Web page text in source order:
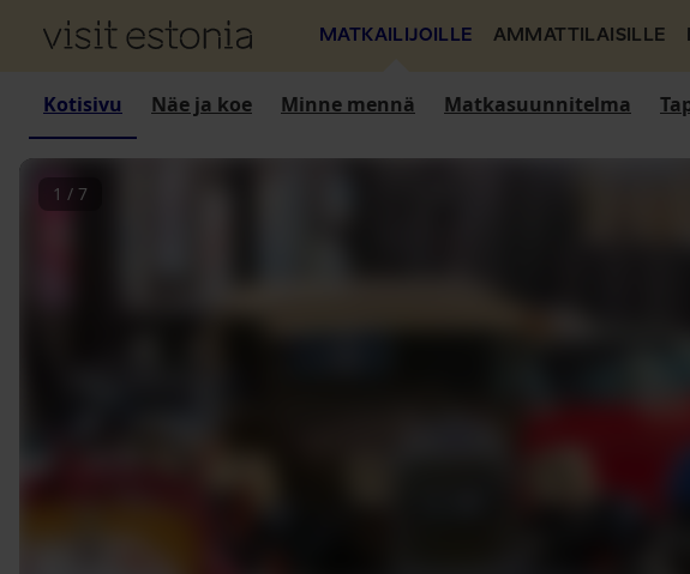
MATKAILIJOILLE AMMATTILAISILLE
Kotisivu Näe ja koe Minne mennä Matkasuunnitelma
1 / 7